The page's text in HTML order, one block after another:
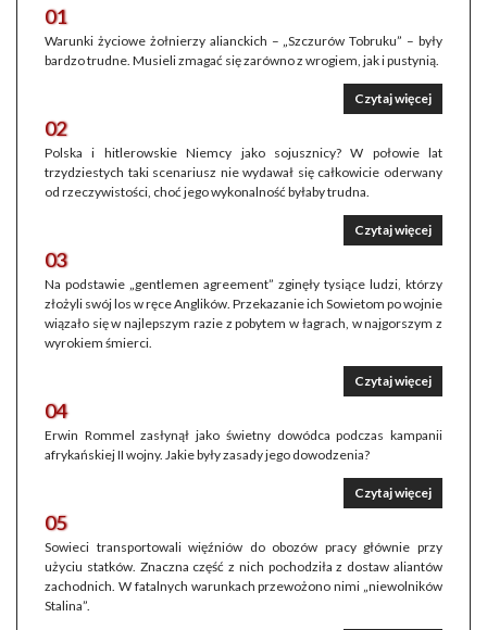
01
Warunki życiowe żołnierzy alianckich – „Szczurów Tobruku” – były
bardzo trudne. Musieli zmagać się zarówno z wrogiem, jak i pustynią.
Czytaj więcej
02
Polska i hitlerowskie Niemcy jako sojusznicy? W połowie lat
trzydziestych taki scenariusz nie wydawał się całkowicie oderwany
od rzeczywistości, choć jego wykonalność byłaby trudna.
Czytaj więcej
03
Na podstawie „gentlemen agreement” zginęły tysiące ludzi, którzy
złożyli swój los w ręce Anglików. Przekazanie ich Sowietom po wojnie
wiązało się w najlepszym razie z pobytem w łagrach, w najgorszym z
wyrokiem śmierci.
Czytaj więcej
04
Erwin Rommel zasłynął jako świetny dowódca podczas kampanii
afrykańskiej II wojny. Jakie były zasady jego dowodzenia?
Czytaj więcej
05
Sowieci transportowali więźniów do obozów pracy głównie przy
użyciu statków. Znaczna część z nich pochodziła z dostaw aliantów
zachodnich. W fatalnych warunkach przewożono nimi „niewolników
Stalina”.